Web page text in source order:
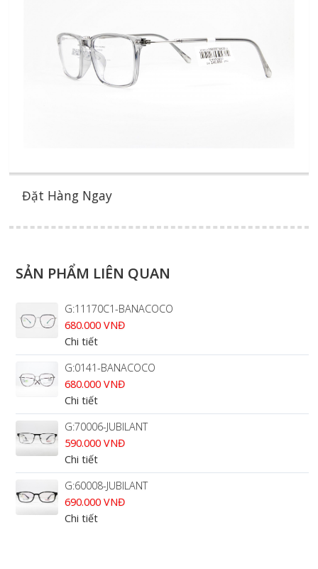
Đặt Hàng Ngay
SẢN PHẨM LIÊN QUAN
G:11170C1-BANACOCO
680.000 VNĐ
Chi tiết
G:0141-BANACOCO
680.000 VNĐ
Chi tiết
G:70006-JUBILANT
590.000 VNĐ
Chi tiết
G:60008-JUBILANT
690.000 VNĐ
Chi tiết